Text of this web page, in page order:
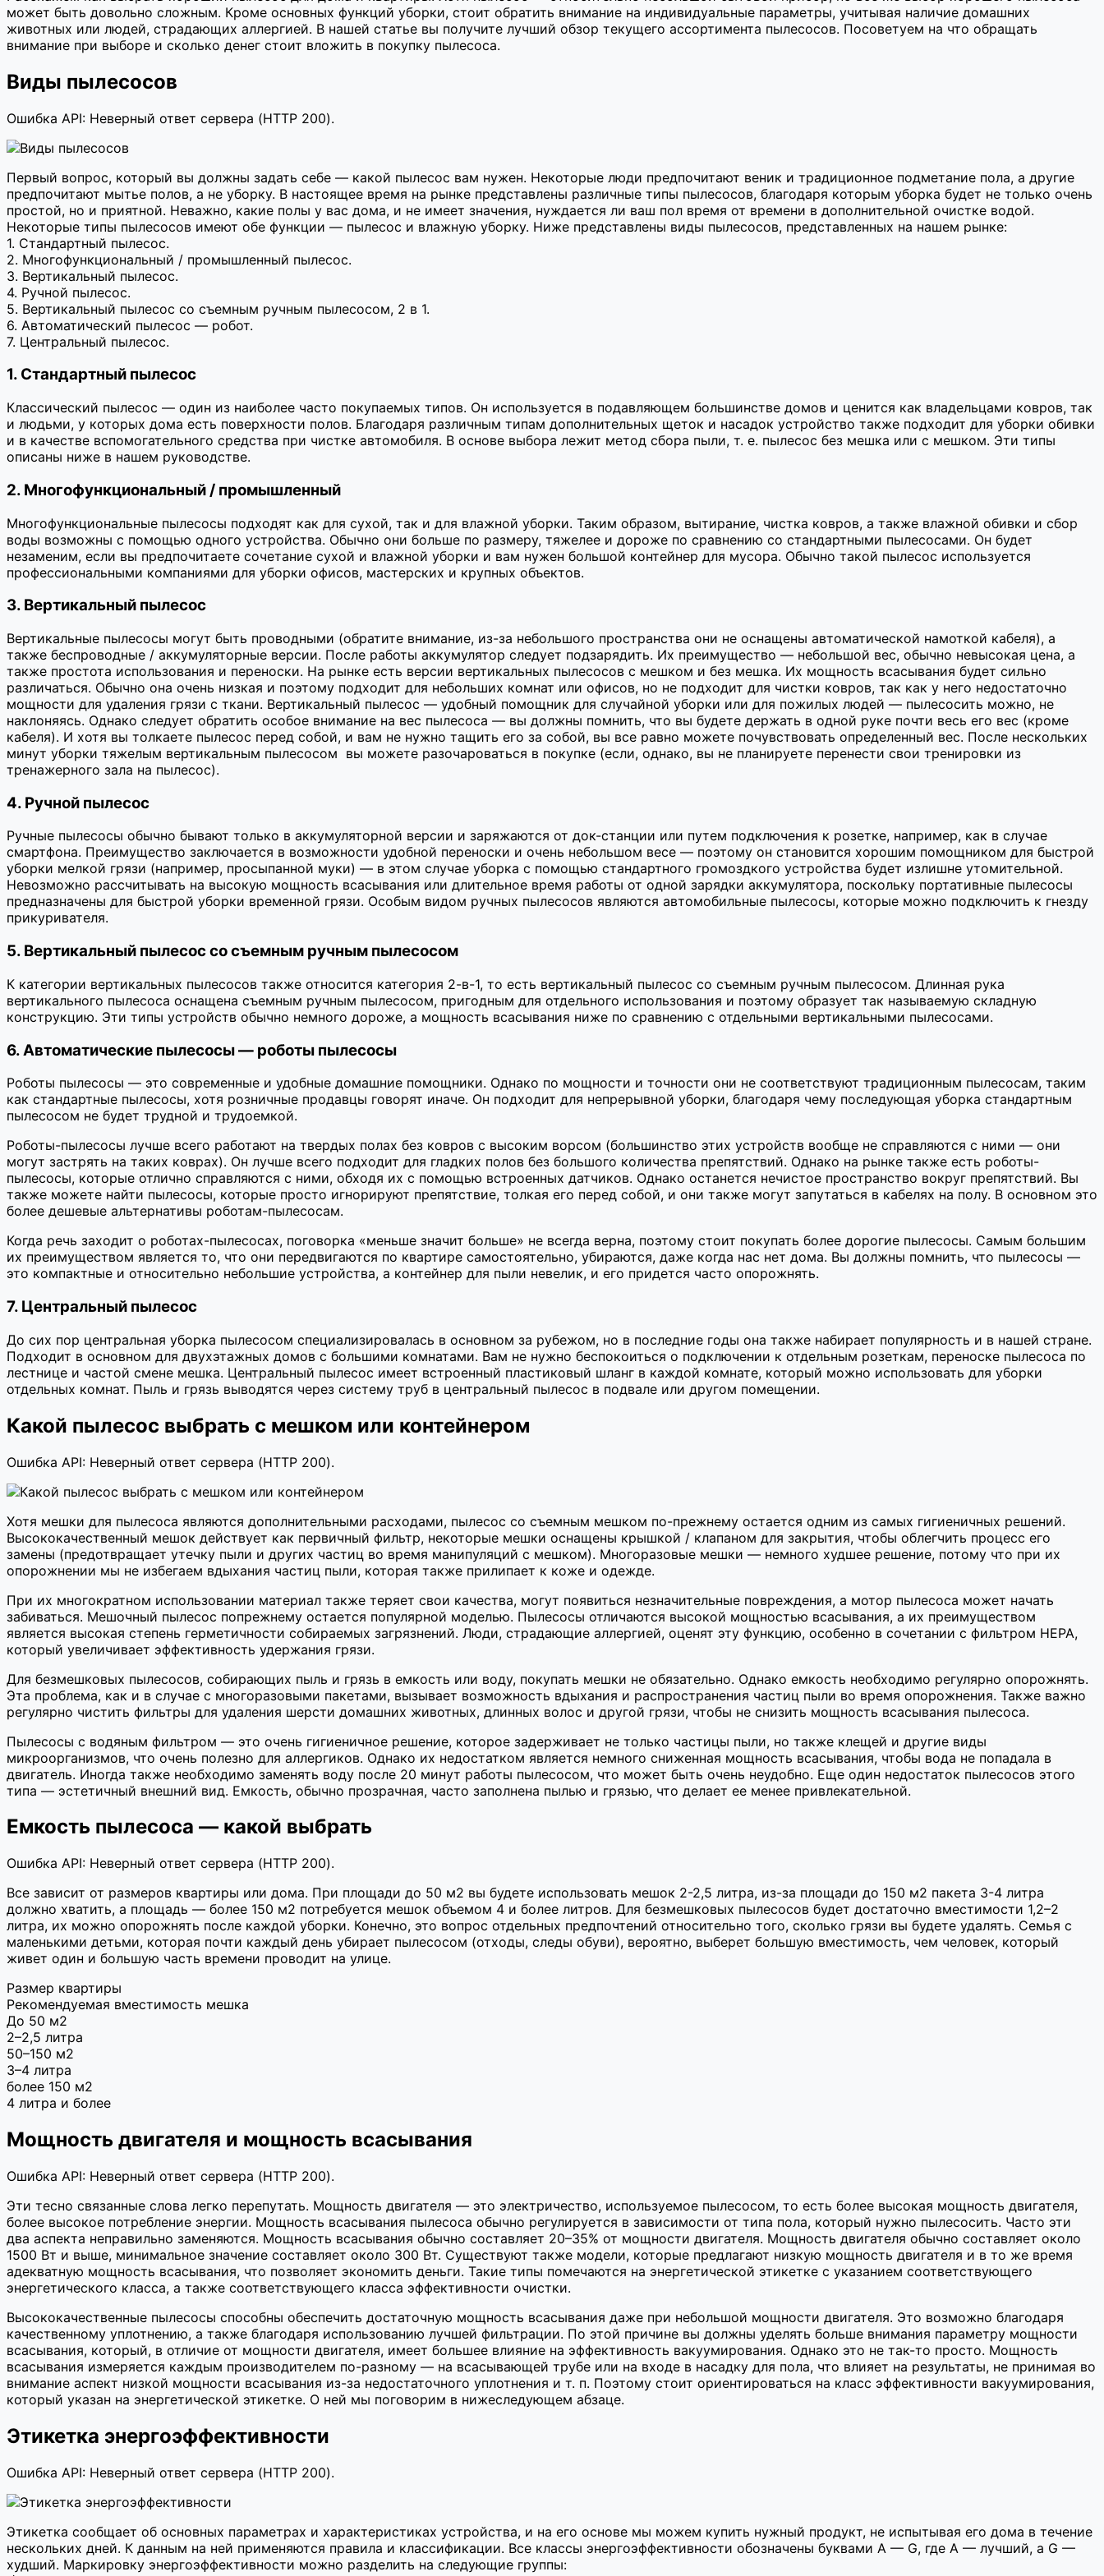
может быть довольно сложным. Кроме основных функций уборки, стоит обратить внимание на индивидуальные параметры, учитывая наличие домашних
животных или людей, страдающих аллергией. В нашей статье вы получите лучший обзор текущего ассортимента пылесосов. Посоветуем на что обращать
внимание при выборе и сколько денег стоит вложить в покупку пылесоса.
Виды пылесосов
Ошибка API: Неверный ответ сервера (HTTP 200).
Первый вопрос, который вы должны задать себе — какой пылесос вам нужен. Некоторые люди предпочитают веник и традиционное подметание пола, а другие
предпочитают мытье полов, а не уборку. В настоящее время на рынке представлены различные типы пылесосов, благодаря которым уборка будет не только очень
простой, но и приятной. Неважно, какие полы у вас дома, и не имеет значения, нуждается ли ваш пол время от времени в дополнительной очистке водой.
Некоторые типы пылесосов имеют обе функции — пылесос и влажную уборку. Ниже представлены виды пылесосов, представленных на нашем рынке:
1. Стандартный пылесос.
2. Многофункциональный / промышленный пылесос.
3. Вертикальный пылесос.
4. Ручной пылесос.
5. Вертикальный пылесос со съемным ручным пылесосом, 2 в 1.
6. Автоматический пылесос — робот.
7. Центральный пылесос.
1. Стандартный пылесос
Классический пылесос — один из наиболее часто покупаемых типов. Он используется в подавляющем большинстве домов и ценится как владельцами ковров, так
и людьми, у которых дома есть поверхности полов. Благодаря различным типам дополнительных щеток и насадок устройство также подходит для уборки обивки
и в качестве вспомогательного средства при чистке автомобиля. В основе выбора лежит метод сбора пыли, т. е. пылесос без мешка или с мешком. Эти типы
описаны ниже в нашем руководстве.
2. Многофункциональный / промышленный
Многофункциональные пылесосы подходят как для сухой, так и для влажной уборки. Таким образом, вытирание, чистка ковров, а также влажной обивки и сбор
воды возможны с помощью одного устройства. Обычно они больше по размеру, тяжелее и дороже по сравнению со стандартными пылесосами. Он будет
незаменим, если вы предпочитаете сочетание сухой и влажной уборки и вам нужен большой контейнер для мусора. Обычно такой пылесос используется
профессиональными компаниями для уборки офисов, мастерских и крупных объектов.
3. Вертикальный пылесос
Вертикальные пылесосы могут быть проводными (обратите внимание, из-за небольшого пространства они не оснащены автоматической намоткой кабеля), а
также беспроводные / аккумуляторные версии. После работы аккумулятор следует подзарядить. Их преимущество — небольшой вес, обычно невысокая цена, а
также простота использования и переноски. На рынке есть версии вертикальных пылесосов с мешком и без мешка. Их мощность всасывания будет сильно
различаться. Обычно она очень низкая и поэтому подходит для небольших комнат или офисов, но не подходит для чистки ковров, так как у него недостаточно
мощности для удаления грязи с ткани. Вертикальный пылесос — удобный помощник для случайной уборки или для пожилых людей — пылесосить можно, не
наклоняясь. Однако следует обратить особое внимание на вес пылесоса — вы должны помнить, что вы будете держать в одной руке почти весь его вес (кроме
кабеля). И хотя вы толкаете пылесос перед собой, и вам не нужно тащить его за собой, вы все равно можете почувствовать определенный вес. После нескольких
минут уборки тяжелым вертикальным пылесосом вы можете разочароваться в покупке (если, однако, вы не планируете перенести свои тренировки из
тренажерного зала на пылесос).
4. Ручной пылесос
Ручные пылесосы обычно бывают только в аккумуляторной версии и заряжаются от док-станции или путем подключения к розетке, например, как в случае
смартфона. Преимущество заключается в возможности удобной переноски и очень небольшом весе — поэтому он становится хорошим помощником для быстрой
уборки мелкой грязи (например, просыпанной муки) — в этом случае уборка с помощью стандартного громоздкого устройства будет излишне утомительной.
Невозможно рассчитывать на высокую мощность всасывания или длительное время работы от одной зарядки аккумулятора, поскольку портативные пылесосы
предназначены для быстрой уборки временной грязи. Особым видом ручных пылесосов являются автомобильные пылесосы, которые можно подключить к гнезду
прикуривателя.
5. Вертикальный пылесос со съемным ручным пылесосом
К категории вертикальных пылесосов также относится категория 2-в-1, то есть вертикальный пылесос со съемным ручным пылесосом. Длинная рука
вертикального пылесоса оснащена съемным ручным пылесосом, пригодным для отдельного использования и поэтому образует так называемую складную
конструкцию. Эти типы устройств обычно немного дороже, а мощность всасывания ниже по сравнению с отдельными вертикальными пылесосами.
6. Автоматические пылесосы — роботы пылесосы
Роботы пылесосы — это современные и удобные домашние помощники. Однако по мощности и точности они не соответствуют традиционным пылесосам, таким
как стандартные пылесосы, хотя розничные продавцы говорят иначе. Он подходит для непрерывной уборки, благодаря чему последующая уборка стандартным
пылесосом не будет трудной и трудоемкой.
Роботы-пылесосы лучше всего работают на твердых полах без ковров с высоким ворсом (большинство этих устройств вообще не справляются с ними — они
могут застрять на таких коврах). Он лучше всего подходит для гладких полов без большого количества препятствий. Однако на рынке также есть роботы-
пылесосы, которые отлично справляются с ними, обходя их с помощью встроенных датчиков. Однако останется нечистое пространство вокруг препятствий. Вы
также можете найти пылесосы, которые просто игнорируют препятствие, толкая его перед собой, и они также могут запутаться в кабелях на полу. В основном это
более дешевые альтернативы роботам-пылесосам.
Когда речь заходит о роботах-пылесосах, поговорка «меньше значит больше» не всегда верна, поэтому стоит покупать более дорогие пылесосы. Самым большим
их преимуществом является то, что они передвигаются по квартире самостоятельно, убираются, даже когда нас нет дома. Вы должны помнить, что пылесосы —
это компактные и относительно небольшие устройства, а контейнер для пыли невелик, и его придется часто опорожнять.
7. Центральный пылесос
До сих пор центральная уборка пылесосом специализировалась в основном за рубежом, но в последние годы она также набирает популярность и в нашей стране.
Подходит в основном для двухэтажных домов с большими комнатами. Вам не нужно беспокоиться о подключении к отдельным розеткам, переноске пылесоса по
лестнице и частой смене мешка. Центральный пылесос имеет встроенный пластиковый шланг в каждой комнате, который можно использовать для уборки
отдельных комнат. Пыль и грязь выводятся через систему труб в центральный пылесос в подвале или другом помещении.
Какой пылесос выбрать с мешком или контейнером
Ошибка API: Неверный ответ сервера (HTTP 200).
Хотя мешки для пылесоса являются дополнительными расходами, пылесос со съемным мешком по-прежнему остается одним из самых гигиеничных решений.
Высококачественный мешок действует как первичный фильтр, некоторые мешки оснащены крышкой / клапаном для закрытия, чтобы облегчить процесс его
замены (предотвращает утечку пыли и других частиц во время манипуляций с мешком). Многоразовые мешки — немного худшее решение, потому что при их
опорожнении мы не избегаем вдыхания частиц пыли, которая также прилипает к коже и одежде.
При их многократном использовании материал также теряет свои качества, могут появиться незначительные повреждения, а мотор пылесоса может начать
забиваться. Мешочный пылесос попрежнему остается популярной моделью. Пылесосы отличаются высокой мощностью всасывания, а их преимуществом
является высокая степень герметичности собираемых загрязнений. Люди, страдающие аллергией, оценят эту функцию, особенно в сочетании с фильтром HEPA,
который увеличивает эффективность удержания грязи.
Для безмешковых пылесосов, собирающих пыль и грязь в емкость или воду, покупать мешки не обязательно. Однако емкость необходимо регулярно опорожнять.
Эта проблема, как и в случае с многоразовыми пакетами, вызывает возможность вдыхания и распространения частиц пыли во время опорожнения. Также важно
регулярно чистить фильтры для удаления шерсти домашних животных, длинных волос и другой грязи, чтобы не снизить мощность всасывания пылесоса.
Пылесосы с водяным фильтром — это очень гигиеничное решение, которое задерживает не только частицы пыли, но также клещей и другие виды
микроорганизмов, что очень полезно для аллергиков. Однако их недостатком является немного сниженная мощность всасывания, чтобы вода не попадала в
двигатель. Иногда также необходимо заменять воду после 20 минут работы пылесосом, что может быть очень неудобно. Еще один недостаток пылесосов этого
типа — эстетичный внешний вид. Емкость, обычно прозрачная, часто заполнена пылью и грязью, что делает ее менее привлекательной.
Емкость пылесоса — какой выбрать
Ошибка API: Неверный ответ сервера (HTTP 200).
Все зависит от размеров квартиры или дома. При площади до 50 м2 вы будете использовать мешок 2-2,5 литра, из-за площади до 150 м2 пакета 3-4 литра
должно хватить, а площадь — более 150 м2 потребуется мешок объемом 4 и более литров. Для безмешковых пылесосов будет достаточно вместимости 1,2–2
литра, их можно опорожнять после каждой уборки. Конечно, это вопрос отдельных предпочтений относительно того, сколько грязи вы будете удалять. Семья с
маленькими детьми, которая почти каждый день убирает пылесосом (отходы, следы обуви), вероятно, выберет большую вместимость, чем человек, который
живет один и большую часть времени проводит на улице.
Размер квартиры
Рекомендуемая вместимость мешка
До 50 м2
2–2,5 литра
50–150 м2
3–4 литра
более 150 м2
4 литра и более
Мощность двигателя и мощность всасывания
Ошибка API: Неверный ответ сервера (HTTP 200).
Эти тесно связанные слова легко перепутать. Мощность двигателя — это электричество, используемое пылесосом, то есть более высокая мощность двигателя,
более высокое потребление энергии. Мощность всасывания пылесоса обычно регулируется в зависимости от типа пола, который нужно пылесосить. Часто эти
два аспекта неправильно заменяются. Мощность всасывания обычно составляет 20–35% от мощности двигателя. Мощность двигателя обычно составляет около
1500 Вт и выше, минимальное значение составляет около 300 Вт. Существуют также модели, которые предлагают низкую мощность двигателя и в то же время
адекватную мощность всасывания, что позволяет экономить деньги. Такие типы помечаются на энергетической этикетке с указанием соответствующего
энергетического класса, а также соответствующего класса эффективности очистки.
Высококачественные пылесосы способны обеспечить достаточную мощность всасывания даже при небольшой мощности двигателя. Это возможно благодаря
качественному уплотнению, а также благодаря использованию лучшей фильтрации. По этой причине вы должны уделять больше внимания параметру мощности
всасывания, который, в отличие от мощности двигателя, имеет большее влияние на эффективность вакуумирования. Однако это не так-то просто. Мощность
всасывания измеряется каждым производителем по-разному — на всасывающей трубе или на входе в насадку для пола, что влияет на результаты, не принимая во
внимание аспект низкой мощности всасывания из-за недостаточного уплотнения и т. п. Поэтому стоит ориентироваться на класс эффективности вакуумирования,
который указан на энергетической этикетке. О ней мы поговорим в нижеследующем абзаце.
Этикетка энергоэффективности
Ошибка API: Неверный ответ сервера (HTTP 200).
Этикетка сообщает об основных параметрах и характеристиках устройства, и на его основе мы можем купить нужный продукт, не испытывая его дома в течение
нескольких дней. К данным на ней применяются правила и классификации. Все классы энергоэффективности обозначены буквами A — G, где A — лучший, а G —
худший. Маркировку энергоэффективности можно разделить на следующие группы: